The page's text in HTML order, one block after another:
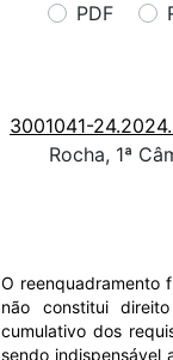
PDF
3001041-
Rocha, 1ª
O reenquadramento
não constitui
cumulativo dos
sendo indispensável